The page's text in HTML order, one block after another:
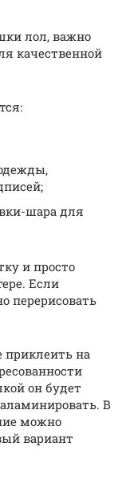
лол, важно
качественной
шара для
и просто
Если
перерисовать
на
он будет
В
можно
вариант